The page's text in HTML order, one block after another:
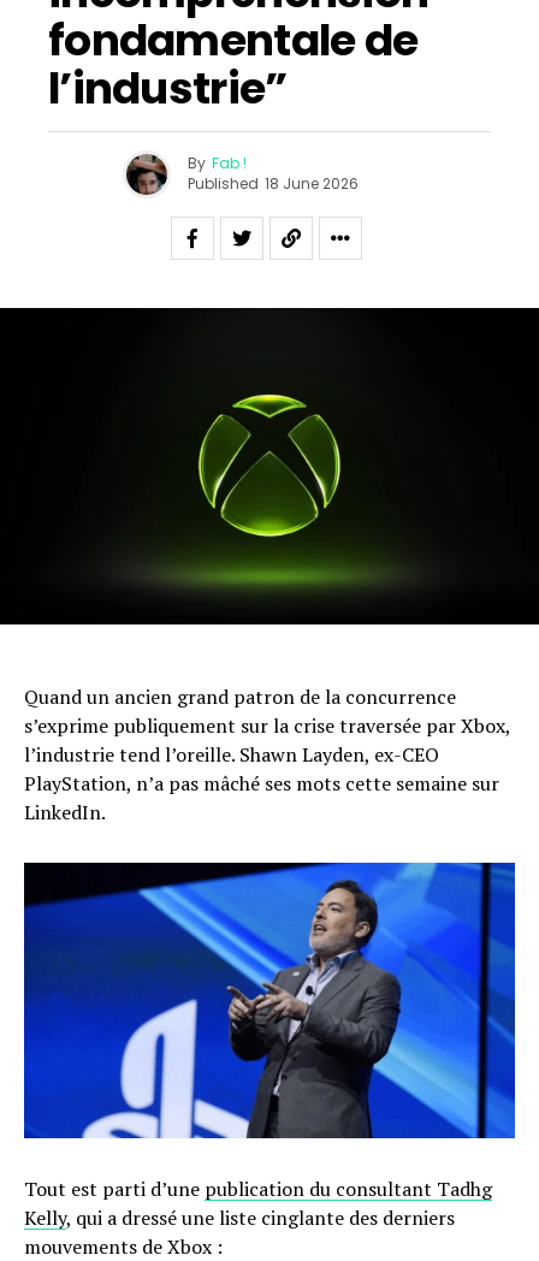
fondamentale de
l’industrie”
By Fab !
Published 18 June 2026
Quand un ancien grand patron de la concurrence
s’exprime publiquement sur la crise traversée par Xbox,
l’industrie tend l’oreille. Shawn Layden, ex-CEO
PlayStation, n’a pas mâché ses mots cette semaine sur
LinkedIn.
Tout est parti d’une publication du consultant Tadhg
Kelly, qui a dressé une liste cinglante des derniers
mouvements de Xbox :